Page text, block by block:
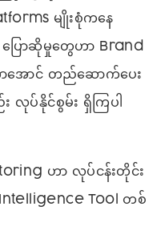
မျိုးစုံကနေ
ြောဆိုမှုတွေဟာ Brand
အောင် တည်ဆောက်ပေး
လုပ်နိုင်စွမ်း ရှိကြပါ
ဟာ လုပ်ငန်းတိုင်း
Tool တစ်